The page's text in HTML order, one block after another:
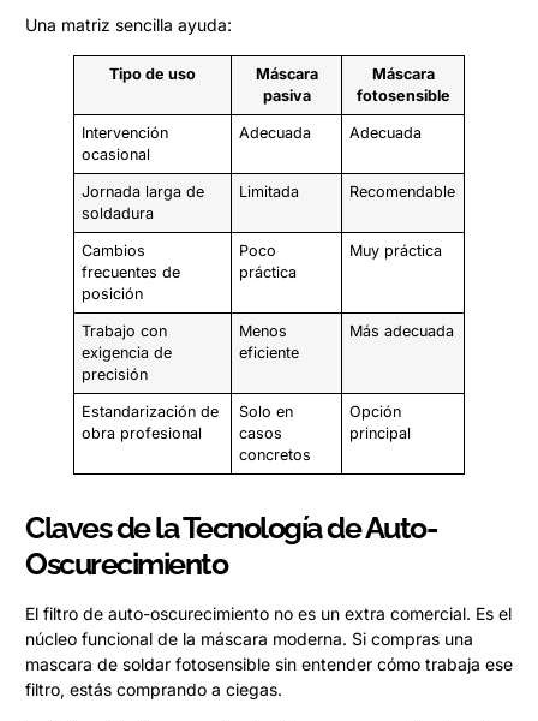
Una matriz sencilla ayuda:
Tipo de uso
Máscara
pasiva
Máscara
fotosensible
Intervención
ocasional
Adecuada Adecuada
Jornada larga de
soldadura
Limitada Recomendable
Cambios
frecuentes de
posición
Poco
práctica
Muy práctica
Trabajo con
exigencia de
precisión
Menos
eficiente
Más adecuada
Estandarización de
obra profesional
Solo en
casos
concretos
Opción
principal
Claves de la Tecnología de Auto-
Oscurecimiento
El filtro de auto-oscurecimiento no es un extra comercial. Es el
núcleo funcional de la máscara moderna. Si compras una
mascara de soldar fotosensible sin entender cómo trabaja ese
filtro, estás comprando a ciegas.